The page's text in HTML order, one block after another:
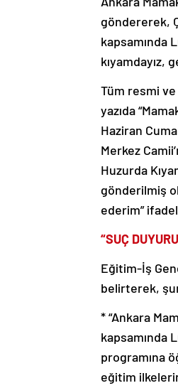
göndererek,
kapsamında
kıyamdayız,
Tüm resmi
yazıda
Haziran
Merkez
Huzurda
gönderilmiş
ederim”
“SUÇ
Eğitim-İş
belirterek,
* “Ankara
kapsamında
programına
eğitim